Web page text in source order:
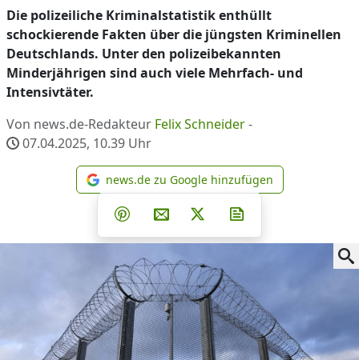
Die polizeiliche Kriminalstatistik enthüllt
schockierende Fakten über die jüngsten Kriminellen
Deutschlands. Unter den polizeibekannten
Minderjährigen sind auch viele Mehrfach- und
Intensivtäter.
Von news.de-Redakteur Felix Schneider-
07.04.2025, 10.39 Uhr
news.de zu Google
news.de zu Google hinzufügen
Teilen auf Facebook
Teilen auf Whatsapp
Teilen auf Telegram
Teilen auf Pinterest
Per E-Mail teilen
Post auf X